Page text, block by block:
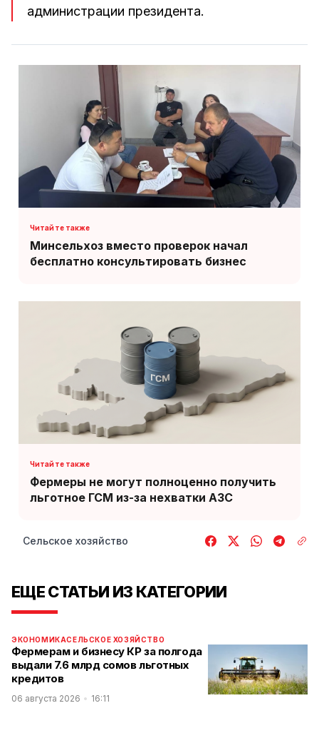
администрации президента.
Минсельхоз вместо проверок начал
бесплатно консультировать бизнес
Фермеры не могут полноценно получить
льготное ГСМ из-за нехватки АЗС
Сельское хозяйство
ЕЩЕ СТАТЬИ ИЗ КАТЕГОРИИ
ЭКОНОМИКАСЕЛЬСКОЕ ХОЗЯЙСТВО
Фермерам и бизнесу КР за полгода
выдали 7.6 млрд сомов льготных
кредитов
06 августа 2026 16:11